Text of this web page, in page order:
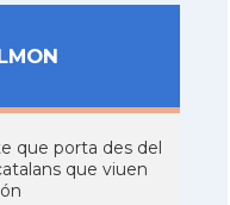
que porta des del
que viuen